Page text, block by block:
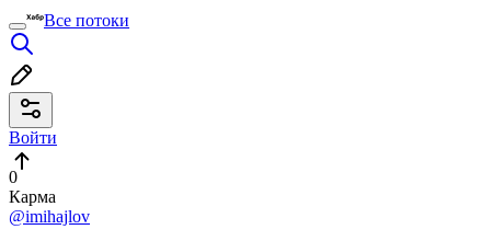
Все потоки
Войти
0
Карма
@imihajlov